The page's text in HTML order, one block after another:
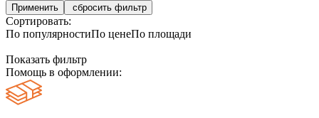
сбросить фильтр
Сортировать:
По популярностиПо ценеПо площади
Показать фильтр
Помощь в оформлении: